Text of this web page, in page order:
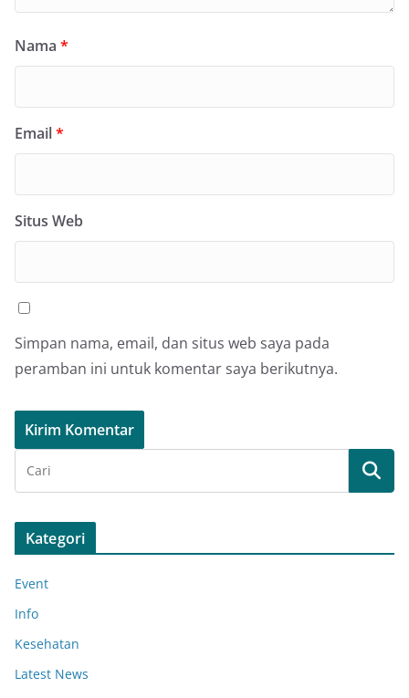
Nama *
Email*
Situs Web
Simpan nama, email, dan situs web saya pada
peramban ini untuk komentar saya berikutnya.
Kategori
Event
Info
Kesehatan
Latest News